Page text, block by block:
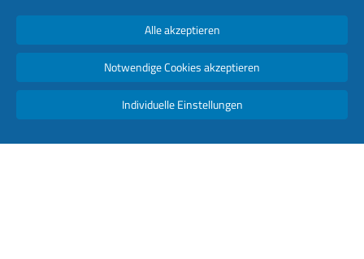
Alle akzeptieren
Notwendige Cookies akzeptieren
Individuelle Einstellungen